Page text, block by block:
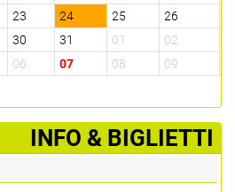
23 24 25
26
30 31 01
02
06 07 08 09
­INFO & BIGLIETTI